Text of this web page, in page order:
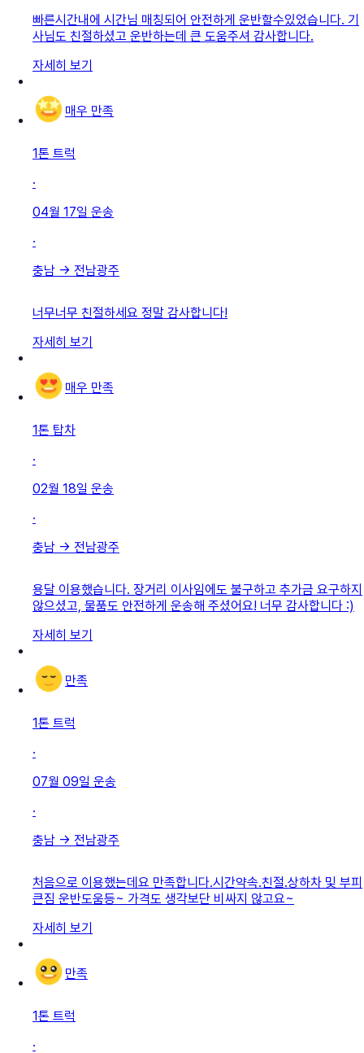
빠른시간내에 시간님 매칭되어 안전하게 운반할수있었습니다. 기
사님도 친절하셨고 운반하는데 큰 도움주셔 감사합니다.
자세히 보기
매우 만족
1톤 트럭
·
04월 17일 운송
·
충남 → 전남광주
너무너무 친절하세요 정말 감사합니다!
자세히 보기
매우 만족
1톤 탑차
·
02월 18일 운송
·
충남 → 전남광주
용달 이용했습니다. 장거리 이사임에도 불구하고 추가금 요구하지
않으셨고, 물품도 안전하게 운송해 주셨어요! 너무 감사합니다 :)
자세히 보기
만족
1톤 트럭
·
07월 09일 운송
·
충남 → 전남광주
처음으로 이용했는데요 만족합니다.시간약속.친절.상하차 및 부피
큰짐 운반도움등~ 가격도 생각보단 비싸지 않고요~
자세히 보기
만족
1톤 트럭
·